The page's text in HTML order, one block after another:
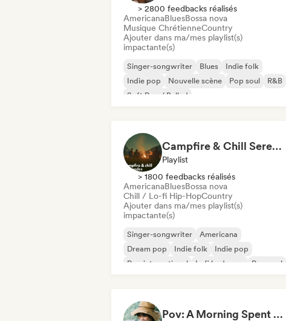
> 2800 feedbacks réalisés
AmericanaBluesBossa nova
Musique ChrétienneCountry
Ajouter dans ma/mes playlist(s)
impactante(s)
Singer-songwriter Blues
Indie folk
Indie pop
Nouvelle scène Pop soul
R&B
Soft Pop / Ballad
Campfire & Chill Serenades 🔥 Indie Folk, Acoustic & Singer-Songwriter
Playlist
> 1800 feedbacks réalisés
AmericanaBluesBossa nova
Chill / Lo-fi Hip-HopCountry
Ajouter dans ma/mes playlist(s)
impactante(s)
Singer-songwriter
Americana
Dream pop
Indie folk
Indie pop
Pop international
Lofi bedroom Pop soul
Pov: A Morning Spent Nurturing My Garden